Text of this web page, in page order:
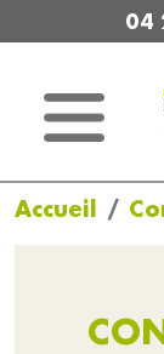
04
Accueil